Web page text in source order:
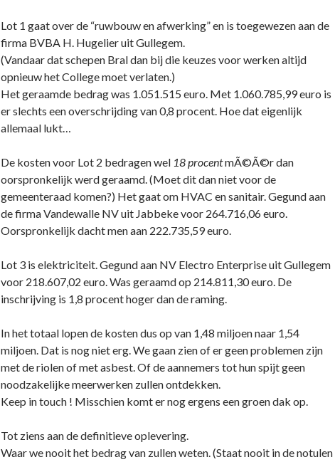
Lot 1 gaat over de “ruwbouw en afwerking” en is toegewezen aan de
firma BVBA H. Hugelier uit Gullegem.
(Vandaar dat schepen Bral dan bij die keuzes voor werken altijd
opnieuw het College moet verlaten.)
Het geraamde bedrag was 1.051.515 euro. Met 1.060.785,99 euro is
er slechts een overschrijding van 0,8 procent. Hoe dat eigenlijk
allemaal lukt…
De kosten voor Lot 2 bedragen wel 18 procentmÃ©Ã©r dan
oorspronkelijk werd geraamd. (Moet dit dan niet voor de
gemeenteraad komen?) Het gaat om HVAC en sanitair. Gegund aan
de firma Vandewalle NV uit Jabbeke voor 264.716,06 euro.
Oorspronkelijk dacht men aan 222.735,59 euro.
Lot 3 is elektriciteit. Gegund aan NV Electro Enterprise uit Gullegem
voor 218.607,02 euro. Was geraamd op 214.811,30 euro. De
inschrijving is 1,8 procent hoger dan de raming.
In het totaal lopen de kosten dus op van 1,48 miljoen naar 1,54
miljoen. Dat is nog niet erg. We gaan zien of er geen problemen zijn
met de riolen of met asbest. Of de aannemers tot hun spijt geen
noodzakelijke meerwerken zullen ontdekken.
Keep in touch ! Misschien komt er nog ergens een groen dak op.
Tot ziens aan de definitieve oplevering.
Waar we nooit het bedrag van zullen weten. (Staat nooit in de notulen